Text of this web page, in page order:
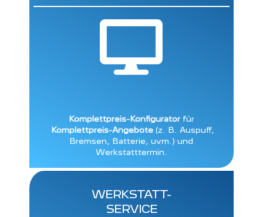

Komplettpreis-Konfiguratorfür
Komplettpreis-Angebote(z. B. Auspuff,
Bremsen, Batterie, uvm.) und
Werkstatttermin.
WERKSTATT-
SERVICE